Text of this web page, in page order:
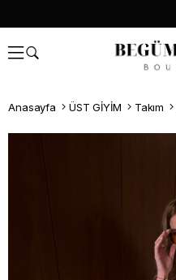
Anasayfa ÜST GİYİM Takım